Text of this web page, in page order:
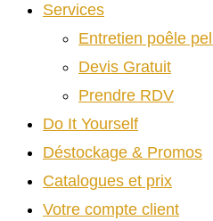
Services
Entretien poêle
Devis Gratuit
Prendre RDV
Do It Yourself
Déstockage & Promos
Catalogues et prix
Votre compte client